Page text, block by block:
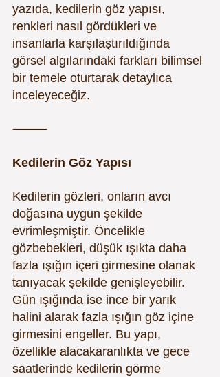
yazıda, kedilerin göz yapısı,
renkleri nasıl gördükleri ve
insanlarla karşılaştırıldığında
görsel algılarındaki farkları bilimsel
bir temele oturtarak detaylıca
inceleyeceğiz.
⸻
Kedilerin Göz Yapısı
Kedilerin gözleri, onların avcı
doğasına uygun şekilde
evrimleşmiştir. Öncelikle
gözbebekleri, düşük ışıkta daha
fazla ışığın içeri girmesine olanak
tanıyacak şekilde genişleyebilir.
Gün ışığında ise ince bir yarık
halini alarak fazla ışığın göz içine
girmesini engeller. Bu yapı,
özellikle alacakaranlıkta ve gece
saatlerinde kedilerin görme